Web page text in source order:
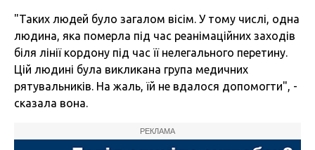
"Таких людей було загалом вісім. У тому числі, одна
людина, яка померла під час реанімаційних заходів
біля лінії кордону під час її нелегального перетину.
Цій людині була викликана група медичних
рятувальників. На жаль, їй не вдалося допомогти", -
сказала вона.
РЕКЛАМА